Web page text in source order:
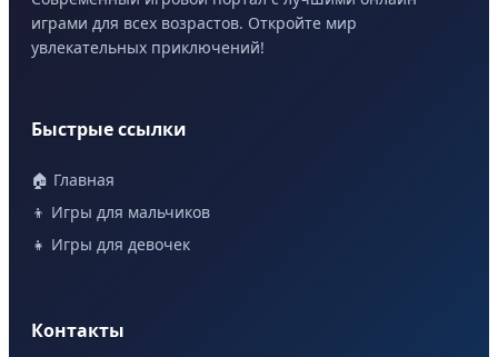
играми для всех возрастов. Откройте мир
увлекательных приключений!
Быстрые ссылки
🏠 Главная
👦 Игры для мальчиков
👧 Игры для девочек
Контакты